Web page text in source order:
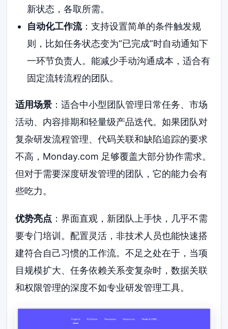
新状态，各取所需。
自动化工作流：支持设置简单的条件触发规
则，比如任务状态变为“已完成”时自动通知下
一环节负责人。能减少手动沟通成本，适合有
固定流转流程的团队。
适用场景 ：适合中小型团队管理日常任务、市场
活动、内容排期和轻量级产品迭代。如果团队对
复杂研发流程管理、代码关联和缺陷追踪的要求
不高，Monday.com 足够覆盖大部分协作需求。
但对于需要深度研发管理的团队，它的能力会有
些吃力。
优势亮点 ：界面直观，新团队上手快，几乎不需
要专门培训。配置灵活，非技术人员也能快速搭
建符合自己习惯的工作流。不足之处在于，当项
目规模扩大、任务依赖关系变复杂时，数据关联
和权限管理的深度不如专业研发管理工具。